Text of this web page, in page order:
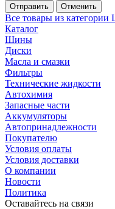
Отменить
Все товары из
Каталог
Шины
Диски
Масла и смазки
Фильтры
Технические жидкости
Автохимия
Запасные части
Аккумуляторы
Автопринадлежности
Покупателю
Условия оплаты
Условия доставки
О компании
Новости
Политика
Оставайтесь на связи